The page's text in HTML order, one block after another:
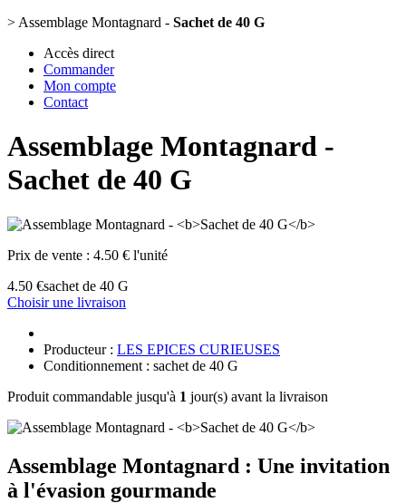
> Assemblage Montagnard - Sachet de 40 G
Accès direct
Commander
Mon compte
Contact
Assemblage Montagnard -
Sachet de 40 G
Prix de vente : 4.50 € l'unité
4.50 €sachet de 40 G
Choisir une livraison
Producteur : LES EPICES CURIEUSES
Conditionnement : sachet de 40 G
Produit commandable jusqu'à 1 jour(s) avant la livraison
Assemblage Montagnard : Une invitation
à l'évasion gourmande